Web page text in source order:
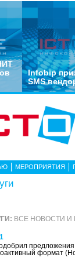
Infobip
SMS
МЕРОПРИЯТИЯ
ВСЕ НОВОСТИ
формат